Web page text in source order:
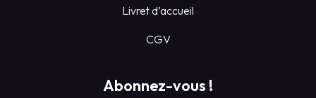
Livret d’accueil
CGV
Abonnez-vous !